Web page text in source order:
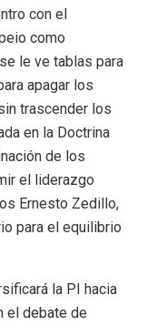
con el
como
le ve tablas para
apagar los
trascender los
en la Doctrina
de los
el liderazgo
Ernesto Zedillo,
para el equilibrio
la PI hacia
el debate de